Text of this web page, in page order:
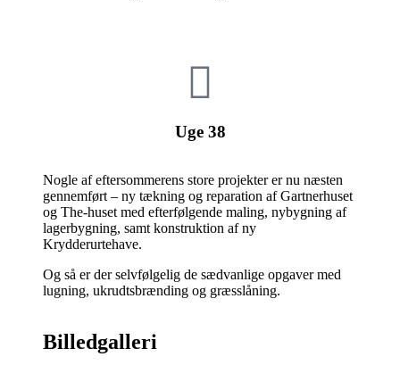
Uge 38
Nogle af eftersommerens store projekter er nu næsten
gennemført – ny tækning og reparation af Gartnerhuset
og The-huset med efterfølgende maling, nybygning af
lagerbygning, samt konstruktion af ny
Krydderurtehave.
Og så er der selvfølgelig de sædvanlige opgaver med
lugning, ukrudtsbrænding og græsslåning.
Billedgalleri